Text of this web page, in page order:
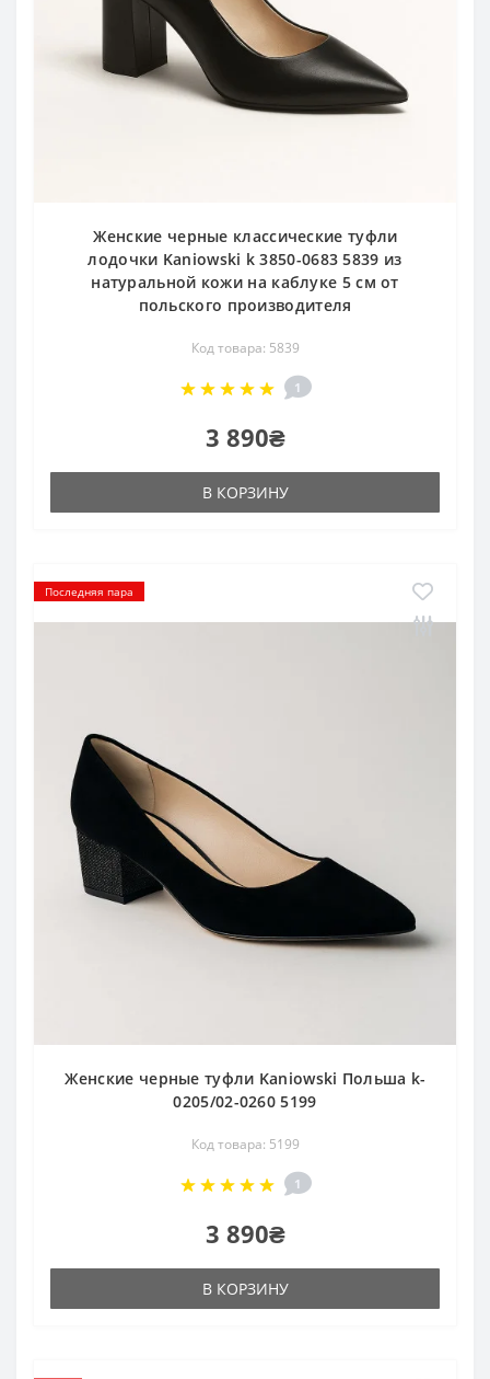
Женские черные классические туфли
лодочки Kaniowski k 3850-0683 5839 из
натуральной кожи на каблуке 5 см от
польского производителя
Код товара: 5839
1
3 890₴
В КОРЗИНУ
Последняя пара
Женские черные туфли Kaniowski Польша k-
0205/02-0260 5199
Код товара: 5199
1
3 890₴
В КОРЗИНУ